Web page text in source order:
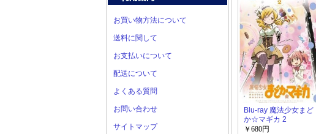
お買い物方法について
送料に関して
お支払いについて
配送について
よくある質問
お問い合わせ
サイトマップ
Blu-ray 魔法少女まど
か☆マギカ 2
￥680円